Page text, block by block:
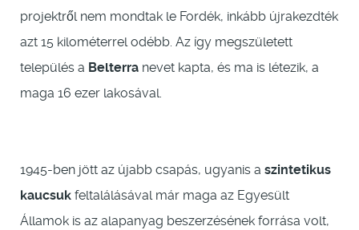
projektről nem mondtak le Fordék, inkább újrakezdték
azt 15 kilométerrel odébb. Az így megszületett
település a Belterra nevet kapta, és ma is létezik, a
maga 16 ezer lakosával.
1945-ben jött az újabb csapás, ugyanis a szintetikus
kaucsuk feltalálásával már maga az Egyesült
Államok is az alapanyag beszerzésének forrása volt,